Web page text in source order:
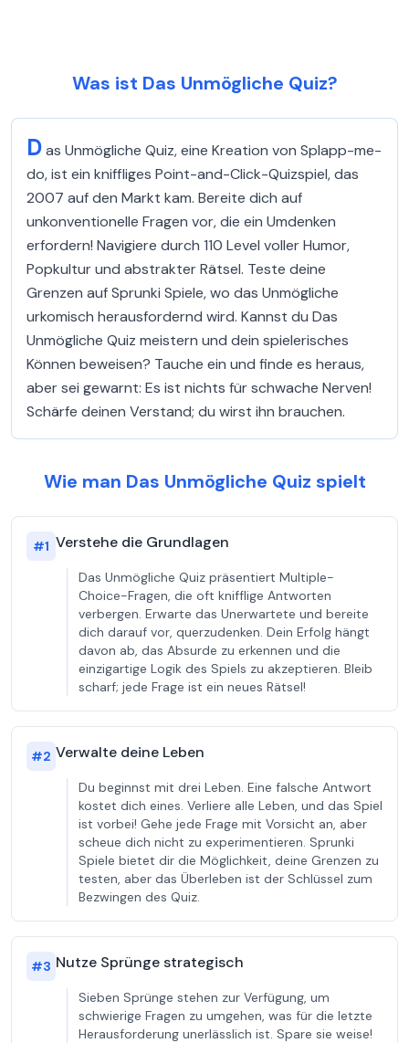
Was ist Das Unmögliche Quiz?
Das Unmögliche Quiz, eine Kreation von Splapp-me-
do, ist ein kniffliges Point-and-Click-Quizspiel, das
2007 auf den Markt kam. Bereite dich auf
unkonventionelle Fragen vor, die ein Umdenken
erfordern! Navigiere durch 110 Level voller Humor,
Popkultur und abstrakter Rätsel. Teste deine
Grenzen auf Sprunki Spiele, wo das Unmögliche
urkomisch herausfordernd wird. Kannst du Das
Unmögliche Quiz meistern und dein spielerisches
Können beweisen? Tauche ein und finde es heraus,
aber sei gewarnt: Es ist nichts für schwache Nerven!
Schärfe deinen Verstand; du wirst ihn brauchen.
Wie man Das Unmögliche Quiz spielt
#1 Verstehe die Grundlagen
Das Unmögliche Quiz präsentiert Multiple-
Choice-Fragen, die oft knifflige Antworten
verbergen. Erwarte das Unerwartete und bereite
dich darauf vor, querzudenken. Dein Erfolg hängt
davon ab, das Absurde zu erkennen und die
einzigartige Logik des Spiels zu akzeptieren. Bleib
scharf; jede Frage ist ein neues Rätsel!
#2 Verwalte deine Leben
Du beginnst mit drei Leben. Eine falsche Antwort
kostet dich eines. Verliere alle Leben, und das Spiel
ist vorbei! Gehe jede Frage mit Vorsicht an, aber
scheue dich nicht zu experimentieren. Sprunki
Spiele bietet dir die Möglichkeit, deine Grenzen zu
testen, aber das Überleben ist der Schlüssel zum
Bezwingen des Quiz.
#3 Nutze Sprünge strategisch
Sieben Sprünge stehen zur Verfügung, um
schwierige Fragen zu umgehen, was für die letzte
Herausforderung unerlässlich ist. Spare sie weise!